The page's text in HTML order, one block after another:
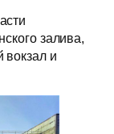
залива,
вокзал и